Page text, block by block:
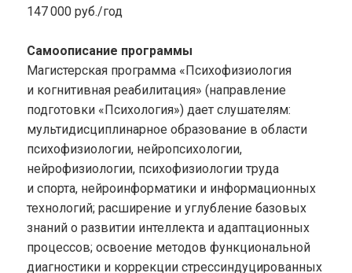
147 000 руб./год
Самоописание программы
Магистерская программа «Психофизиология
и когнитивная реабилитация» (направление
подготовки «Психология») дает слушателям:
мультидисциплинарное образование в области
психофизиологии, нейропсихологии,
нейрофизиологии, психофизиологии труда
и спорта, нейроинформатики и информационных
технологий; расширение и углубление базовых
знаний о развитии интеллекта и адаптационных
процессов; освоение методов функциональной
диагностики и коррекции стрессиндуцированных